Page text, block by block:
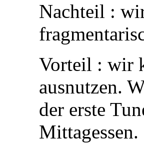
Nachteil :
Vorteil : wir
ausnutzen.
der erste
Mittagessen.